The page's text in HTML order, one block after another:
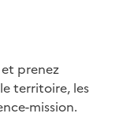
prenez
territoire, les
mission.